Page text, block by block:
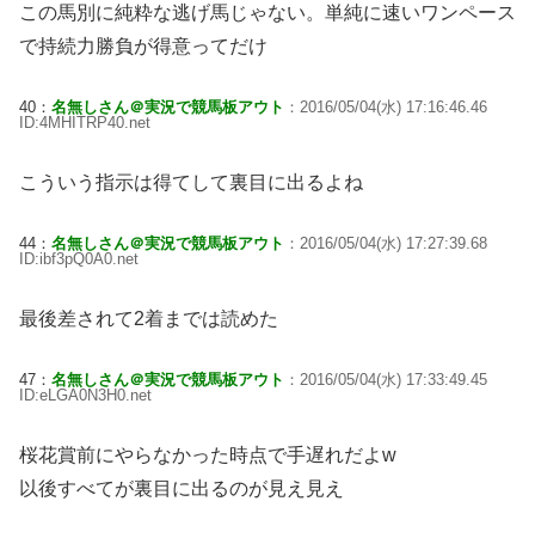
この馬別に純粋な逃げ馬じゃない。単純に速いワンペース
で持続力勝負が得意ってだけ
40： 名無しさん＠実況で競馬板アウト ：2016/05/04(水) 17:16:46.46
ID:4MHITRP40.net
こういう指示は得てして裏目に出るよね
44： 名無しさん＠実況で競馬板アウト ：2016/05/04(水) 17:27:39.68
ID:ibf3pQ0A0.net
最後差されて2着までは読めた
47： 名無しさん＠実況で競馬板アウト ：2016/05/04(水) 17:33:49.45
ID:eLGA0N3H0.net
桜花賞前にやらなかった時点で手遅れだよw
以後すべてが裏目に出るのが見え見え